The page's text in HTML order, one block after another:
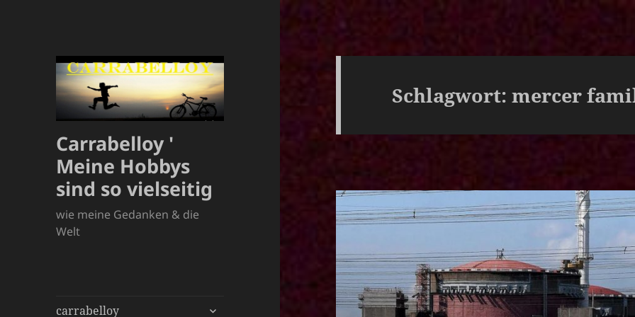
Carrabelloy '
Meine Hobbys
sind so vielseitig
wie meine Gedanken & die
Welt
carrabelloy
untermenü
Schlagwort:mercer